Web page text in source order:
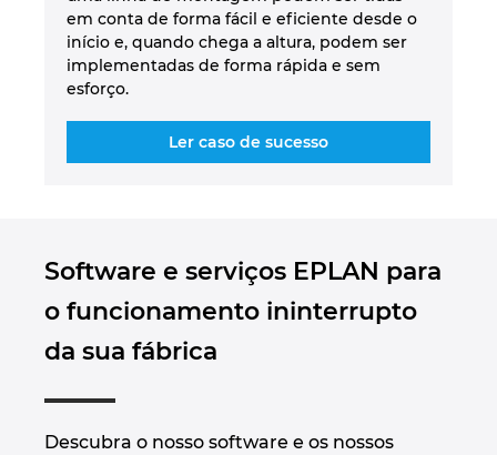
em conta de forma fácil e eficiente desde o
início e, quando chega a altura, podem ser
implementadas de forma rápida e sem
esforço.
Ler caso de sucesso
Software e serviços EPLAN para
o funcionamento ininterrupto
da sua fábrica
Descubra o nosso software e os nossos